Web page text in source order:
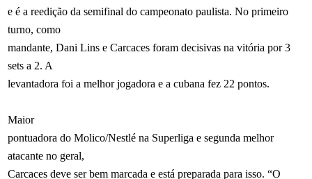
e é a reedição da semifinal do campeonato paulista. No primeiro
turno, como
mandante, Dani Lins e Carcaces foram decisivas na vitória por 3
sets a 2. A
levantadora foi a melhor jogadora e a cubana fez 22 pontos.
Maior
pontuadora do Molico/Nestlé na Superliga e segunda melhor
atacante no geral,
Carcaces deve ser bem marcada e está preparada para isso. “O